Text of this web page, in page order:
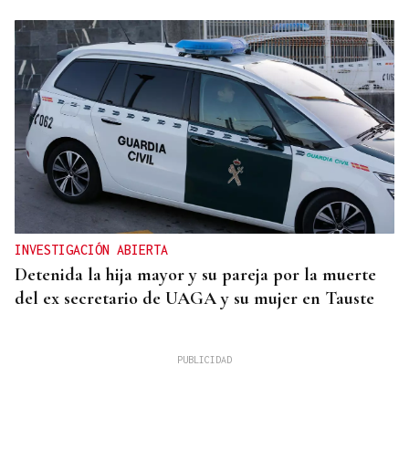
INVESTIGACIÓN ABIERTA
Detenida la hija mayor y su pareja por la muerte
del ex secretario de UAGA y su mujer en Tauste